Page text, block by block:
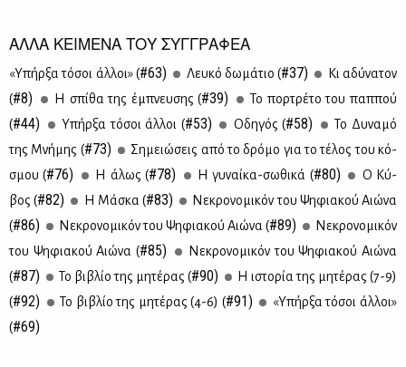
ΑΛΛΑ ΚΕΙΜΕΝΑ ΤΟΥ ΣΥΓΓΡΑΦΕΑ
«Υπήρ­ξα τό­σοι άλ­λοι» (#63) Λευ­κό δω­μά­τιο (#37)
Κι αδύ­να­τον
(#8) Η σπί­θα της έμπνευ­σης (#39)
Το πορ­τρέ­το του παπ­πού
(#44) Υπήρ­ξα τό­σοι άλ­λοι (#53) Οδη­γός (#58)
Το Δυ­να­μό
της Μνή­μης (#73)
Ση­μειώ­σεις από το δρό­μο για το τέ­λος του κό­
σμου (#76) Η άλως (#78) Η γυ­ναί­κα-σω­θι­κά (#80)
Ο Κύ­
βος (#82) Η Μά­σκα (#83)
Νε­κρο­νο­μι­κόν του Ψη­φια­κού Αιώ­να
(#86) Νε­κρο­νο­μι­κόν του Ψη­φια­κού Αιώ­να (#89)
Νε­κρο­νο­μι­κόν
του Ψη­φια­κού Αιώ­να (#85)
Νε­κρο­νο­μι­κόν του Ψη­φια­κού Αιώ­να
(#87) Το βι­βλίο της μη­τέ­ρας (#90)
Η ιστο­ρία της μη­τέ­ρας (7-9)
(#92) Το βι­βλίο της μη­τέ­ρας (4-6) (#91)
«Υπήρ­ξα τό­σοι άλ­λοι»
(#69)